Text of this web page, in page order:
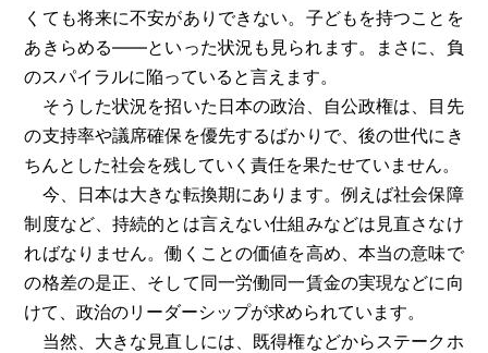
くても将来に不安がありできない。子どもを持つことを
あきらめる――といった状況も見られます。まさに、負
のスパイラルに陥っていると言えます。
そうした状況を招いた日本の政治、自公政権は、目先
の支持率や議席確保を優先するばかりで、後の世代にき
ちんとした社会を残していく責任を果たせていません。
今、日本は大きな転換期にあります。例えば社会保障
制度など、持続的とは言えない仕組みなどは見直さなけ
ればなりません。働くことの価値を高め、本当の意味で
の格差の是正、そして同一労働同一賃金の実現などに向
けて、政治のリーダーシップが求められています。
当然、大きな見直しには、既得権などからステークホ